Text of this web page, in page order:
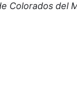
Colorados del